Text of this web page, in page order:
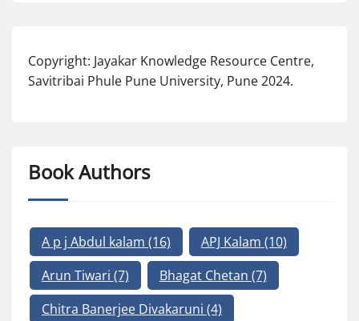
Copyright: Jayakar Knowledge Resource Centre,
Savitribai Phule Pune University, Pune 2024.
Book Authors
A p j Abdul kalam (16) APJ Kalam (10)
Arun Tiwari (7) Bhagat Chetan (7)
Chitra Banerjee Divakaruni (4)